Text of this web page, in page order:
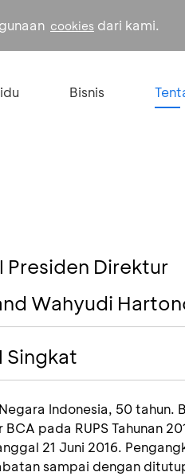
cookies dari kami.
Bisnis
Presiden Direktur
Wahyudi
Singkat
Indonesia, 50 tahun.
BCA pada RUPS Tahunan
21 Juni 2016.
sampai dengan